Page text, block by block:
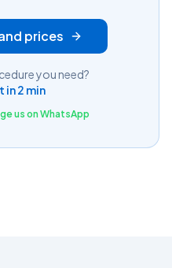
prices
you need?
in 2 min
us on WhatsApp